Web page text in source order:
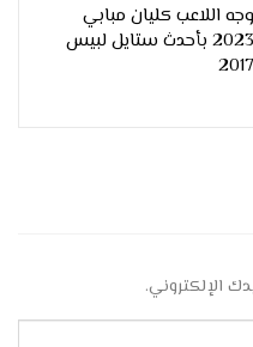
وجه اللاعب كليان مبابي
2023 بأحدث ستايل لبيس
2017
الإلكتروني.